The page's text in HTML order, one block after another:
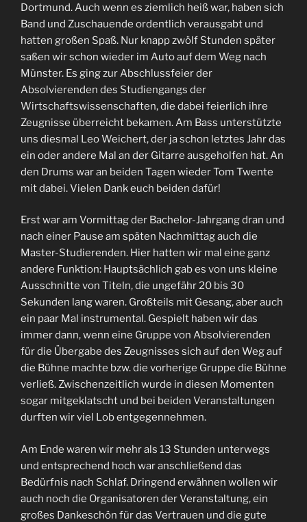
Dortmund. Auch wenn es ziemlich heiß war, haben sich
Band und Zuschauende ordentlich verausgabt und
hatten großen Spaß. Nur knapp zwölf Stunden später
saßen wir schon wieder im Auto auf dem Weg nach
Münster. Es ging zur Abschlussfeier der
Absolvierenden des Studiengangs der
Wirtschaftswissenschaften, die dabei feierlich ihre
Zeugnisse überreicht bekamen. Am Bass unterstützte
uns diesmal Leo Weichert, der ja schon letztes Jahr das
ein oder andere Mal an der Gitarre ausgeholfen hat. An
den Drums war an beiden Tagen wieder Tom Twente
mit dabei. Vielen Dank euch beiden dafür!
Erst war am Vormittag der Bachelor-Jahrgang dran und
nach einer Pause am späten Nachmittag auch die
Master-Studierenden. Hier hatten wir mal eine ganz
andere Funktion: Hauptsächlich gab es von uns kleine
Ausschnitte von Titeln, die ungefähr 20 bis 30
Sekunden lang waren. Großteils mit Gesang, aber auch
ein paar Mal instrumental. Gespielt haben wir das
immer dann, wenn eine Gruppe von Absolvierenden
für die Übergabe des Zeugnisses sich auf den Weg auf
die Bühne machte bzw. die vorherige Gruppe die Bühne
verließ. Zwischenzeitlich wurde in diesen Momenten
sogar mitgeklatscht und bei beiden Veranstaltungen
durften wir viel Lob entgegennehmen.
Am Ende waren wir mehr als 13 Stunden unterwegs
und entsprechend hoch war anschließend das
Bedürfnis nach Schlaf. Dringend erwähnen wollen wir
auch noch die Organisatoren der Veranstaltung, ein
großes Dankeschön für das Vertrauen und die gute